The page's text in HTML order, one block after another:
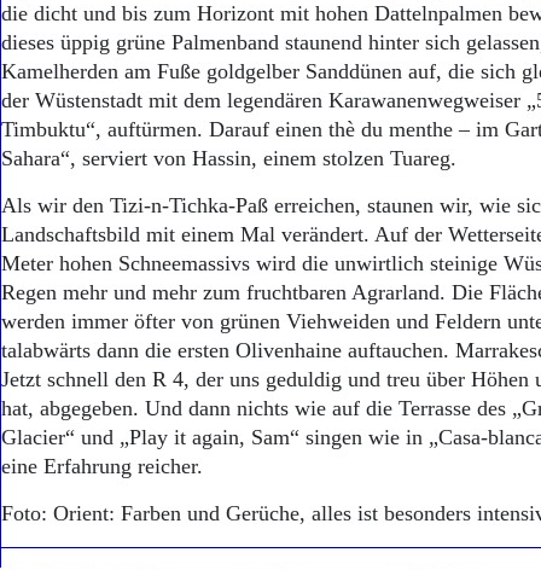
die dicht und bis zum Horizont mit hohen Dattelnpalmen
dieses üppig grüne Palmenband staunend hinter sich
Kamelherden am Fuße goldgelber Sanddünen auf, die sich
der Wüstenstadt mit dem legendären Karawanenwegweiser
Timbuktu“, auftürmen. Darauf einen thè du menthe – im
Sahara“, serviert von Hassin, einem stolzen Tuareg.
Als wir den Tizi-n-Tichka-Paß erreichen, staunen wir, wie
Landschaftsbild mit einem Mal verändert. Auf der
Meter hohen Schneemassivs wird die unwirtlich steinige
Regen mehr und mehr zum fruchtbaren Agrarland. Die
werden immer öfter von grünen Viehweiden und Feldern
talabwärts dann die ersten Olivenhaine auftauchen.
Jetzt schnell den R 4, der uns geduldig und treu über Höhen
hat, abgegeben. Und dann nichts wie auf die Terrasse des
Glacier“ und „Play it again, Sam“ singen wie in „Casa-
eine Erfahrung reicher.
Foto: Orient: Farben und Gerüche, alles ist besonders